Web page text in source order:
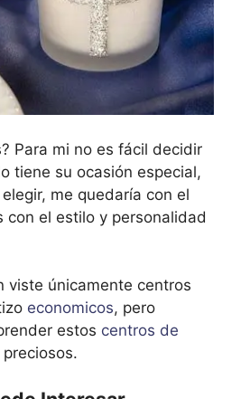
Para mi no es fácil decidir
tiene su ocasión especial,
me quedaría con el
con el estilo y personalidad
viste únicamente centros
economicos, pero
estos centros de
preciosos.